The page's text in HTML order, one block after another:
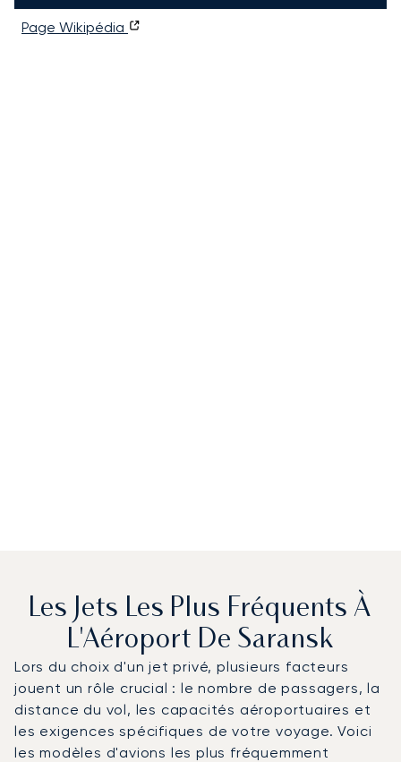
Page Wikipédia
Les Jets Les Plus Fréquents À
L'Aéroport De Saransk
Lors du choix d'un jet privé, plusieurs facteurs
jouent un rôle crucial : le nombre de passagers, la
distance du vol, les capacités aéroportuaires et
les exigences spécifiques de votre voyage. Voici
les modèles d'avions les plus fréquemment